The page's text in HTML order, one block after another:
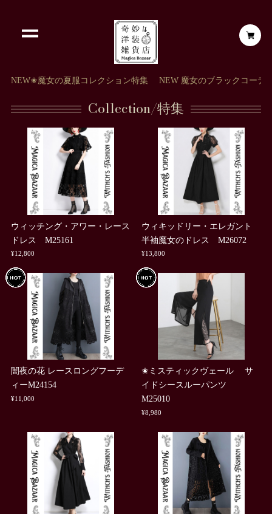
NEW✬魔女の夏服コレクション特集 NEW 魔女のブラックコーデ
Collection/特集
ウィッチング・アワー・レース
ドレス M25161
¥12,800
ウィキッドリー・エレガント
半袖魔女のドレス M26072
¥13,800
闇夜の花 レースロングフーデ
ィーM24154
¥11,000
✬ミスティックヴェール サ
イドシースルーパンツ
M25010
¥8,980